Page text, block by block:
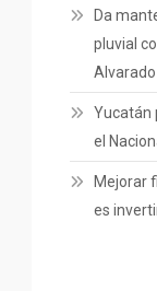
Da
pluvial
Yucatán
el
Mejorar
es